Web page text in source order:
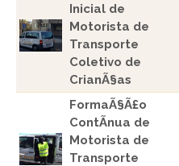
Inicial de
Motorista de
Transporte
Coletivo de
CrianÃ§as
FormaÃ§Ã£o
ContÃ­nua de
Motorista de
Transporte